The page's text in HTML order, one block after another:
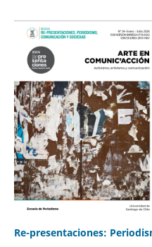
Re-presentaciones: